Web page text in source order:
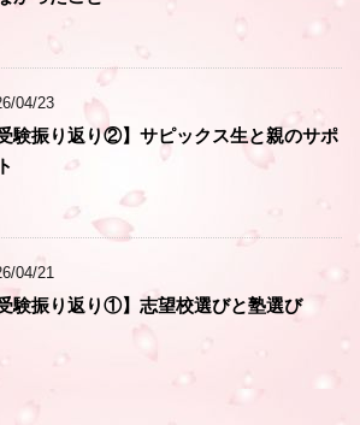
04/23
受験振り返り②】サピックス生と親のサポ
04/21
受験振り返り①】志望校選びと塾選び